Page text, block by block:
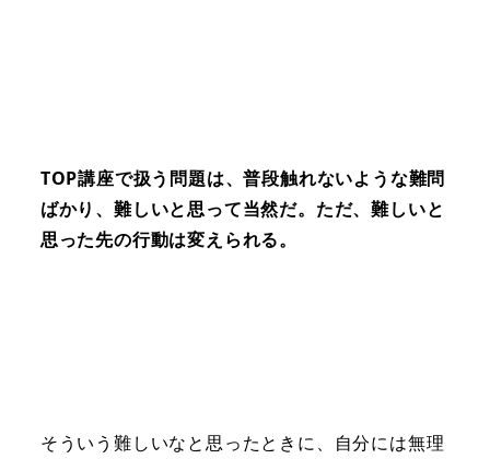
TOP講座で扱う問題は、普段触れないような難問
ばかり、難しいと思って当然だ。ただ、難しいと
思った先の行動は変えられる。
そういう難しいなと思ったときに、自分には無理